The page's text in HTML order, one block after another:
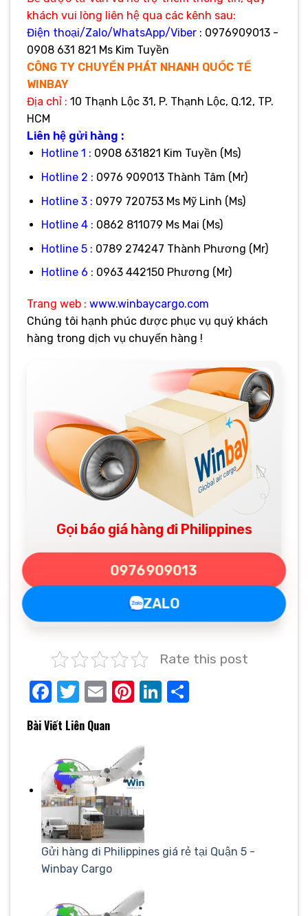
khách vui lòng liên hệ qua các kênh sau:
Điện thoại/Zalo/WhatsApp/Viber : 0976909013 -
0908 631 821 Ms Kim Tuyền
CÔNG TY CHUYỂN PHÁT NHANH QUỐC TẾ
WINBAY
Địa chỉ : 10 Thạnh Lộc 31, P. Thạnh Lộc, Q.12, TP.
HCM
Liên hệ gửi hàng :
Hotline 1 : 0908 631821 Kim Tuyền (Ms)
Hotline 2 : 0976 909013 Thành Tâm (Mr)
Hotline 3 : 0979 720753 Ms Mỹ Linh (Ms)
Hotline 4 : 0862 811079 Ms Mai (Ms)
Hotline 5 : 0789 274247 Thành Phương (Mr)
Hotline 6 : 0963 442150 Phương (Mr)
Trang web : www.winbaycargo.com
Chúng tôi hạnh phúc được phục vụ quý khách
hàng trong dịch vụ chuyển hàng !
Gọi báo giá hàng đi Philippines
0976909013
ZALO
Rate this post
Facebook
Twitter
EmailPinterest
LinkedIn
Bài Viết Liên Quan
Gửi hàng đi Philippines giá rẻ tại Quận 5 -
Winbay Cargo